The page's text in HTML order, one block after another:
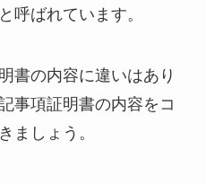
呼ばれています。
書の内容に違いはあり
事項証明書の内容をコ
ましょう。